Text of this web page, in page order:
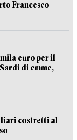
Francesco
euro per il
di emme,
costretti al